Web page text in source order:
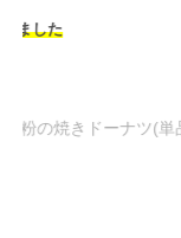
とても美味しくて
というと普通のド